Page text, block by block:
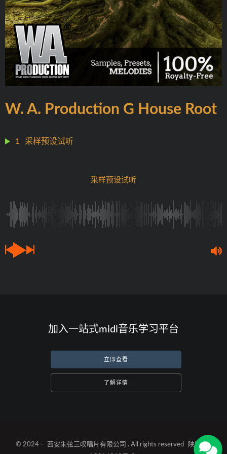
W. A. Production G House Root
1 采样预设试听
采样预设试听
加入一站式midi音乐学习平台
立即查看
了解详情
© 2024 - 西安朱弦三叹唱片有限公司 . All rights reserved
陕ICP备